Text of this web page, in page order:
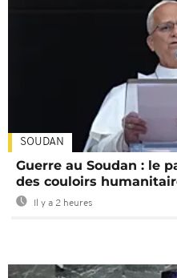
SOUDAN
Guerre au Soudan : le
des couloirs
Il y a 2 heures